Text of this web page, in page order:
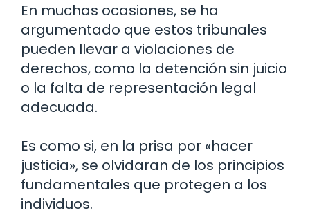
En muchas ocasiones, se ha
argumentado que estos tribunales
pueden llevar a violaciones de
derechos, como la detención sin juicio
o la falta de representación legal
adecuada.
Es como si, en la prisa por «hacer
justicia», se olvidaran de los principios
fundamentales que protegen a los
individuos.